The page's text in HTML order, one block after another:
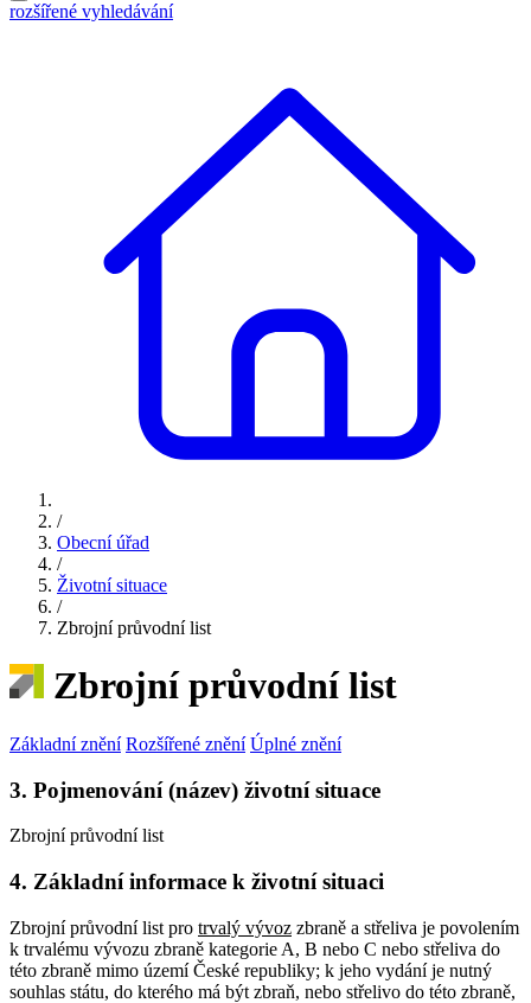
rozšířené vyhledávání
/
Obecní úřad
/
Životní situace
/
Zbrojní průvodní list
Zbrojní průvodní list
Základní znění Rozšířené znění Úplné znění
3. Pojmenování (název) životní situace
Zbrojní průvodní list
4. Základní informace k životní situaci
Zbrojní průvodní list pro trvalý vývoz zbraně a střeliva je povolením
k trvalému vývozu zbraně kategorie A, B nebo C nebo střeliva do
této zbraně mimo území České republiky; k jeho vydání je nutný
souhlas státu, do kterého má být zbraň, nebo střelivo do této zbraně,